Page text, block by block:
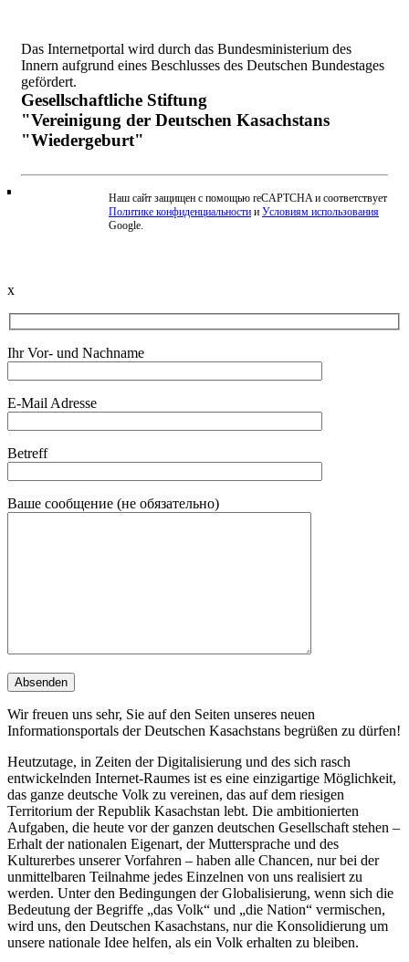
Das Internetportal wird durch das Bundesministerium des
Innern aufgrund eines Beschlusses des Deutschen Bundestages
gefördert.
Gesellschaftliche Stiftung
"Vereinigung der Deutschen Kasachstans
"Wiedergeburt"
Beschwerde einreichen
Наш сайт защищен с помощью reCAPTCHA и соответствует
Политике конфиденциальности и Условиям использования
Google.
x
Ihr Vor- und Nachname
E-Mail Adresse
Betreff
Ваше сообщение (не обязательно)
Wir freuen uns sehr, Sie auf den Seiten unseres neuen
Informationsportals der Deutschen Kasachstans begrüßen zu dürfen!
Heutzutage, in Zeiten der Digitalisierung und des sich rasch
entwickelnden Internet-Raumes ist es eine einzigartige Möglichkeit,
das ganze deutsche Volk zu vereinen, das auf dem riesigen
Territorium der Republik Kasachstan lebt. Die ambitionierten
Aufgaben, die heute vor der ganzen deutschen Gesellschaft stehen –
Erhalt der nationalen Eigenart, der Muttersprache und des
Kulturerbes unserer Vorfahren – haben alle Chancen, nur bei der
unmittelbaren Teilnahme jedes Einzelnen von uns realisiert zu
werden. Unter den Bedingungen der Globalisierung, wenn sich die
Bedeutung der Begriffe „das Volk“ und „die Nation“ vermischen,
wird uns, den Deutschen Kasachstans, nur die Konsolidierung um
unsere nationale Idee helfen, als ein Volk erhalten zu bleiben.